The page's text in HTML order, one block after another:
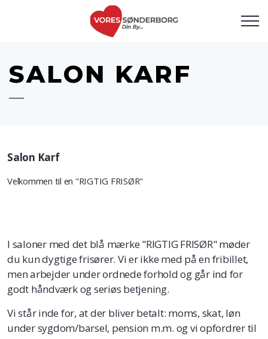
SALON KARF
Salon Karf
Velkommen til en "RIGTIG FRISØR"
I saloner med det blå mærke "RIGTIG FRISØR" møder
du kun dygtige frisører. Vi er ikke med på en fribillet,
men arbejder under ordnede forhold og går ind for
godt håndværk og seriøs betjening.
Vi står inde for, at der bliver betalt: moms, skat, løn
under sygdom/barsel, pension m.m. og vi opfordrer til